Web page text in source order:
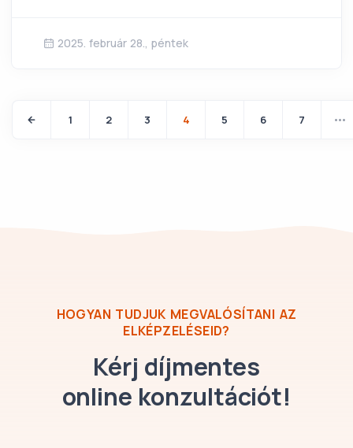
2025. február 28., péntek
1 2 3 4 5 6 7
HOGYAN TUDJUK MEGVALÓSÍTANI AZ
ELKÉPZELÉSEID?
Kérj díjmentes
online konzultációt!